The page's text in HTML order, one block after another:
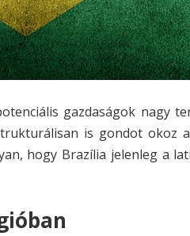
gazdaságok nagy
is gondot okoz
hogy Brazília jelenleg a